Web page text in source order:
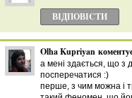
ВІДПОВІCТИ
Olha Kupriyan
а мені здається, що з
посперечатися :)
перше, з чим можна і